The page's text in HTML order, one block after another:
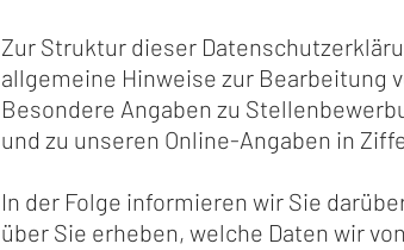
Zur Struktur dieser
allgemeine Hinweise zur Bearbeitung
Besondere Angaben zu
und zu unseren Online-Angaben in
In der Folge informieren wir Sie
über Sie erheben, welche Daten wir